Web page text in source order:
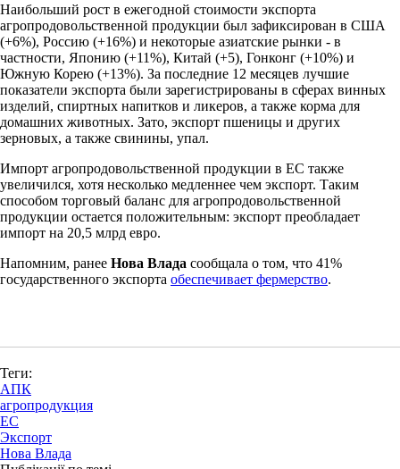
Наибольший рост в ежегодной стоимости экспорта
агропродовольственной продукции был зафиксирован в США
(+6%), Россию (+16%) и некоторые азиатские рынки - в
частности, Японию (+11%), Китай (+5), Гонконг (+10%) и
Южную Корею (+13%). За последние 12 месяцев лучшие
показатели экспорта были зарегистрированы в сферах винных
изделий, спиртных напитков и ликеров, а также корма для
домашних животных. Зато, экспорт пшеницы и других
зерновых, а также свинины, упал.
Импорт агропродовольственной продукции в ЕС также
увеличился, хотя несколько медленнее чем экспорт. Таким
способом торговый баланс для агропродовольственной
продукции остается положительным: экспорт преобладает
импорт на 20,5 млрд евро.
Напомним, ранее Нова Влада сообщала о том, что 41%
государственного экспорта обеспечивает фермерство.
Теги:
АПК
агропродукция
ЕС
Экспорт
Нова Влада